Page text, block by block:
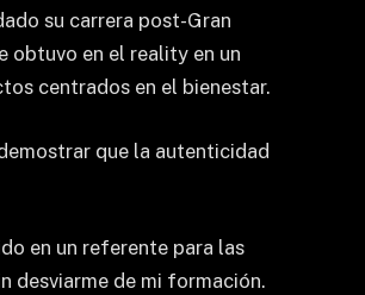
su carrera post-Gran
obtuvo en el reality en un
centrados en el bienestar.
que la autenticidad
en un referente para las
desviarme de mi formación.